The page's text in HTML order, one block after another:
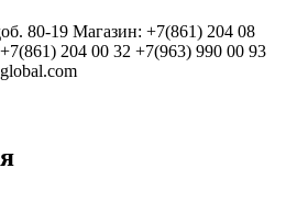
80-19 Магазин: +7(861) 204 08
204 00 32 +7(963) 990 00 93